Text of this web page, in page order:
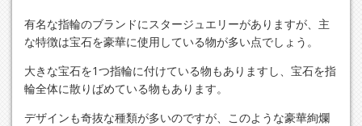
有名な指輪のブランドにスタージュエリーがありますが、主
な特徴は宝石を豪華に使用している物が多い点でしょう。
大きな宝石を1つ指輪に付けている物もありますし、宝石を指
輪全体に散りばめている物もあります。
デザインも奇抜な種類が多いのですが、このような豪華絢爛